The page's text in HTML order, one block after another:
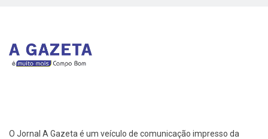
O Jornal A Gazeta é um veículo de comunicação impresso da